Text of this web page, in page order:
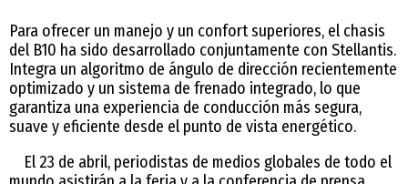
Para ofrecer un manejo y un confort superiores, el chasis
del B10 ha sido desarrollado conjuntamente con Stellantis.
Integra un algoritmo de ángulo de dirección recientemente
optimizado y un sistema de frenado integrado, lo que
garantiza una experiencia de conducción más segura,
suave y eficiente desde el punto de vista energético.
El 23 de abril, periodistas de medios globales de todo el